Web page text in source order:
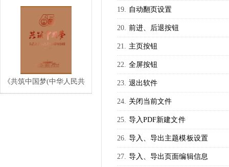
《共筑中国梦(中华人民共
自动翻页设置
前进、后退按钮
主页按钮
全屏按钮
退出软件
关闭当前文件
导入PDF新建文件
导入、导出主题模板设置
导入、导出页面编辑信息